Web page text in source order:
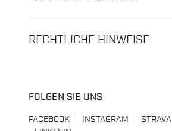
RECHTLICHE HINWEISE
FOLGEN SIE UNS
FACEBOOK INSTAGRAM STRAVA